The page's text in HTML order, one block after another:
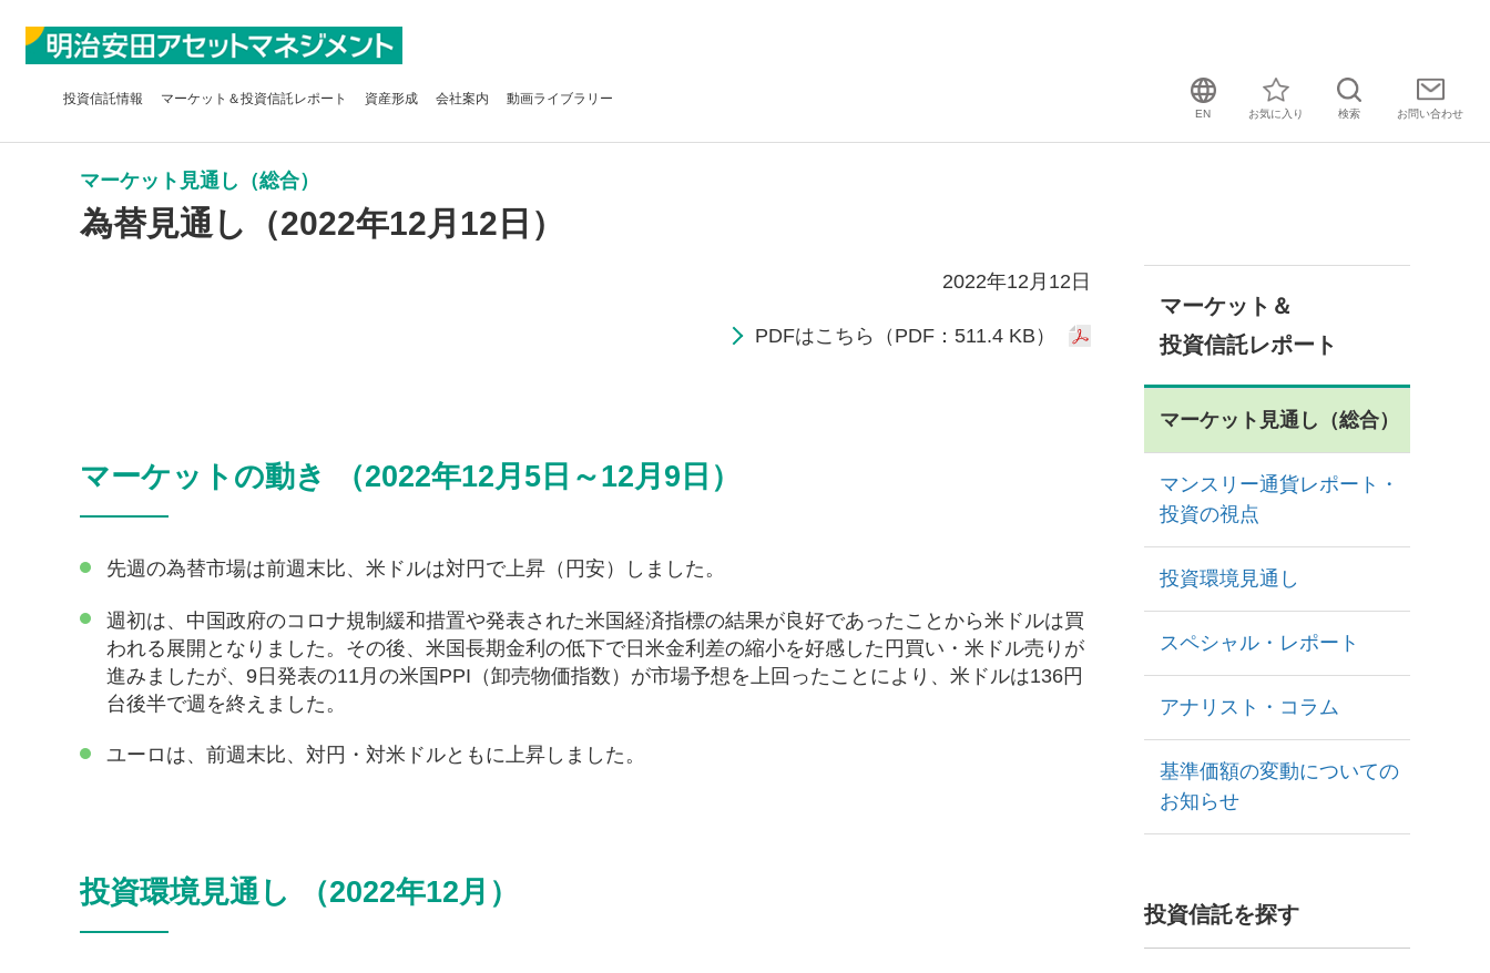
投資信託情報 マーケット＆投資信託レポート 資産形成 会社案内 動画ライブラリー
EN お気に入り 検索 お問い合わせ
マーケット見通し（総合）
為替見通し（2022年12月12日）
2022年12月12日
PDFはこちら（PDF：511.4 KB）
マーケットの動き （2022年12月5日～12月9日）
先週の為替市場は前週末比、米ドルは対円で上昇（円安）しました。
週初は、中国政府のコロナ規制緩和措置や発表された米国経済指標の結果が良好であったことから米ドルは買
われる展開となりました。その後、米国長期金利の低下で日米金利差の縮小を好感した円買い・米ドル売りが
進みましたが、9日発表の11月の米国PPI（卸売物価指数）が市場予想を上回ったことにより、米ドルは136円
台後半で週を終えました。
ユーロは、前週末比、対円・対米ドルともに上昇しました。
投資環境見通し （2022年12月）
マーケット＆
投資信託レポート
マーケット見通し（総合）
マンスリー通貨レポート・
投資の視点
投資環境見通し
スペシャル・レポート
アナリスト・コラム
基準価額の変動についての
お知らせ
投資信託を探す